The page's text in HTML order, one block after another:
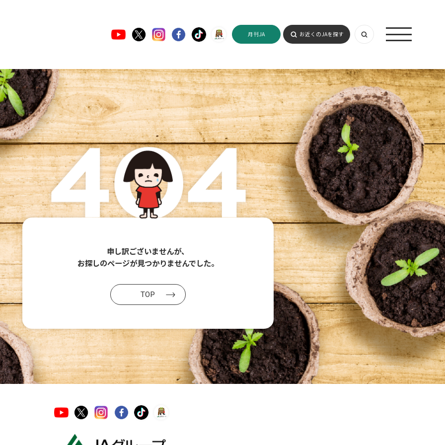
月刊JA お近くのJAを探す
申し訳ございませんが、
お探しのページが見つかりませんでした。
TOP